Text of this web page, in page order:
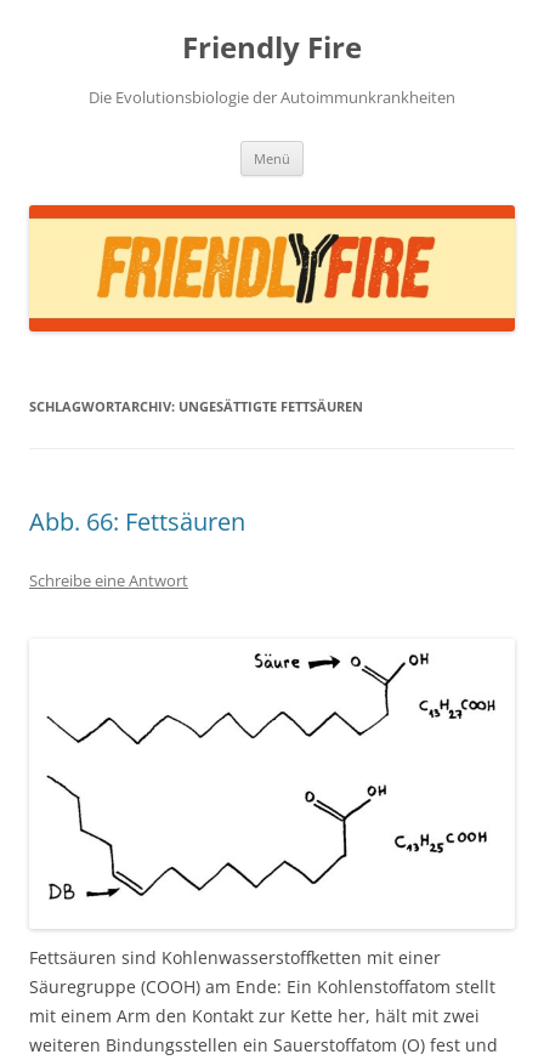
Friendly Fire
Die Evolutionsbiologie der Autoimmunkrankheiten
Menü
SCHLAGWORTARCHIV: UNGESÄTTIGTE FETTSÄUREN
Abb. 66: Fettsäuren
Schreibe eine Antwort
Fettsäuren sind Kohlenwasserstoffketten mit einer
Säuregruppe (COOH) am Ende: Ein Kohlenstoffatom stellt
mit einem Arm den Kontakt zur Kette her, hält mit zwei
weiteren Bindungsstellen ein Sauerstoffatom (O) fest und